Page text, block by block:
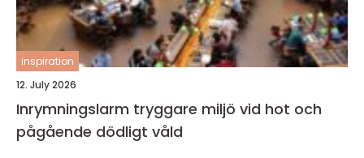
inspiration
12. July 2026
Inrymningslarm tryggare miljö vid hot och
pågående dödligt våld